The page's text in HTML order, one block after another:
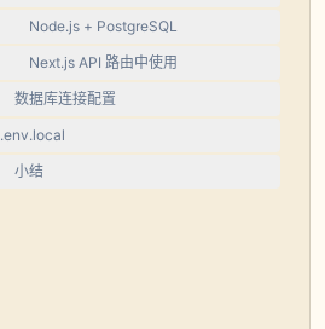
Node.js + PostgreSQL
Next.js API 路由中使用
数据库连接配置
.env.local
小结